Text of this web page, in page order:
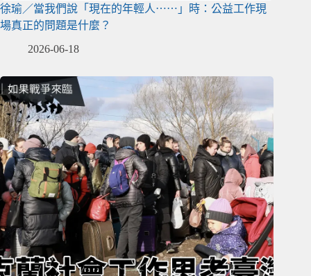
徐瑜／當我們說「現在的年輕人⋯⋯」時：公益工作現
場真正的問題是什麼？
2026-06-18